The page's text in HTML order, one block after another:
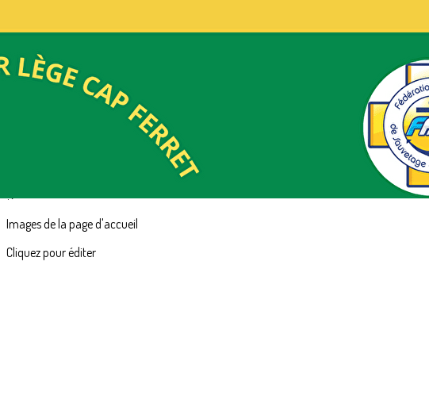
Exporter toutes les colonnes
?>
Images de la page d'accueil
Cliquez pour éditer